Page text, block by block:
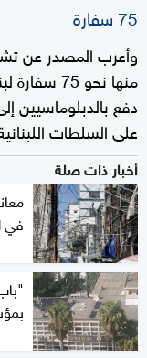
75 سفارة
وأعرب المصدر عن
دفع بالدبلوماسيين
على السلطات
أخبار ذات صلة
في